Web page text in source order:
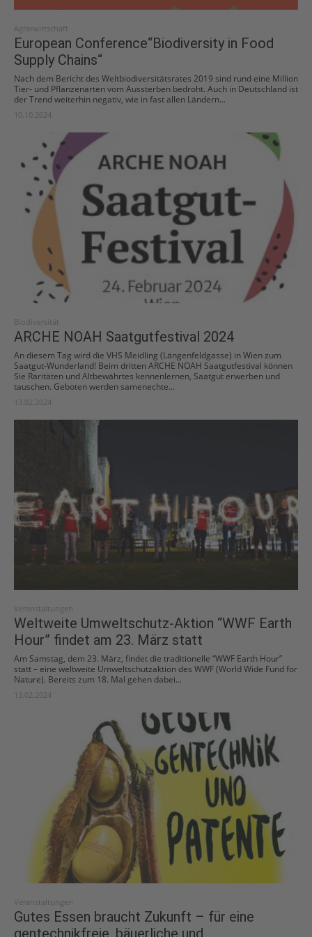
Agrarwirtschaft
European Conference“Biodiversity in Food
Supply Chains“
Nach dem Bericht des Weltbiodiversitätsrates 2019 sind rund eine Million
Tier- und Pflanzenarten vom Aussterben bedroht. Auch in Deutschland ist
der Trend weiterhin negativ, wie in fast allen Ländern...
10.10.2024
Biodiversität
ARCHE NOAH Saatgutfestival 2024
An diesem Tag wird die VHS Meidling (Längenfeldgasse) in Wien zum
Saatgut-Wunderland! Beim dritten ARCHE NOAH Saatgutfestival können
Sie Raritäten und Altbewährtes kennenlernen, Saatgut erwerben und
tauschen. Geboten werden samenechte...
13.02.2024
Veranstaltungen
Weltweite Umweltschutz-Aktion “WWF Earth
Hour” findet am 23. März statt
Am Samstag, dem 23. März, findet die traditionelle “WWF Earth Hour”
statt – eine weltweite Umweltschutzaktion des WWF (World Wide Fund for
Nature). Bereits zum 18. Mal gehen dabei...
13.02.2024
Veranstaltungen
Gutes Essen braucht Zukunft – für eine